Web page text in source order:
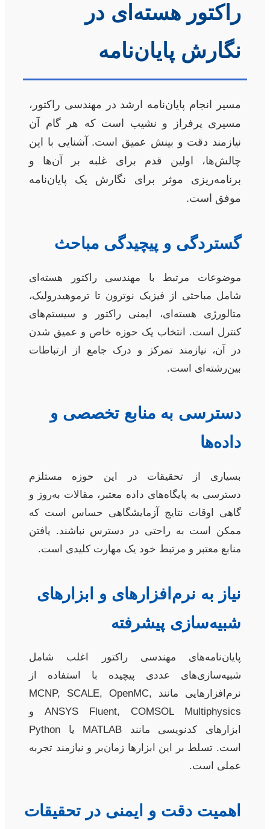
راکتور هسته‌ای در
نگارش پایان‌نامه
مسیر انجام پایان‌نامه ارشد در مهندسی راکتور،
مسیری پرفراز و نشیب است که هر گام آن
نیازمند دقت و بینش عمیق است. آشنایی با این
چالش‌ها، اولین قدم برای غلبه بر آن‌ها و
برنامه‌ریزی موثر برای نگارش یک پایان‌نامه
موفق است.
گستردگی و پیچیدگی مباحث
موضوعات مرتبط با مهندسی راکتور هسته‌ای
شامل مباحثی از فیزیک نوترون تا ترموهیدرولیک،
متالورژی هسته‌ای، ایمنی راکتور و سیستم‌های
کنترل است. انتخاب یک حوزه خاص و عمیق شدن
در آن، نیازمند تمرکز و درک جامع از ارتباطات
بین‌رشته‌ای است.
دسترسی به منابع تخصصی و
داده‌ها
بسیاری از تحقیقات در این حوزه مستلزم
دسترسی به پایگاه‌های داده معتبر، مقالات به‌روز و
گاهی اوقات نتایج آزمایشگاهی حساس است که
ممکن است به راحتی در دسترس نباشند. یافتن
منابع معتبر و مرتبط خود یک مهارت کلیدی است.
نیاز به نرم‌افزارهای و ابزارهای
شبیه‌سازی پیشرفته
پایان‌نامه‌های مهندسی راکتور اغلب شامل
شبیه‌سازی‌های عددی پیچیده با استفاده از
نرم‌افزارهایی مانند MCNP, SCALE, OpenMC,
ANSYS Fluent, COMSOL Multiphysics و
ابزارهای کدنویسی مانند MATLAB یا Python
است. تسلط بر این ابزارها زمان‌بر و نیازمند تجربه
عملی است.
اهمیت دقت و ایمنی در تحقیقات